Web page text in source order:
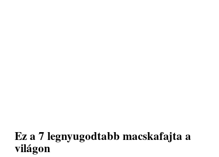
Ez a 7 legnyugodtabb macskafajta a
világon